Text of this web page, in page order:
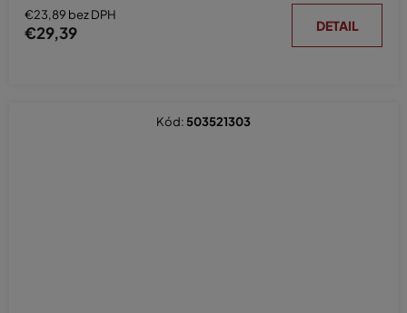
€23,89 bez DPH
€29,39 DETAIL
Kód: 503521303